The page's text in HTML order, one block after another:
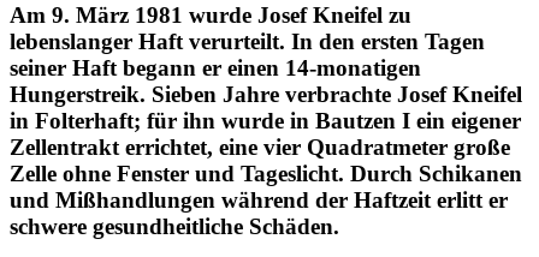
Am 9. März 1981 wurde Josef Kneifel zu
lebenslanger Haft verurteilt. In den ersten Tagen
seiner Haft begann er einen 14-monatigen
Hungerstreik. Sieben Jahre verbrachte Josef Kneifel
in Folterhaft; für ihn wurde in Bautzen I ein eigener
Zellentrakt errichtet, eine vier Quadratmeter große
Zelle ohne Fenster und Tageslicht. Durch Schikanen
und Mißhandlungen während der Haftzeit erlitt er
schwere gesundheitliche Schäden.